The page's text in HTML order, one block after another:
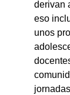
derivan
eso
unos